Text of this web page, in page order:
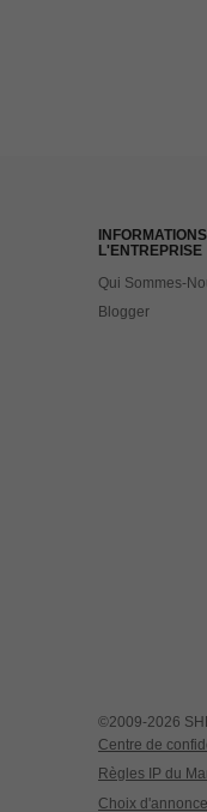
L'ENTREPRISE
Qui Sommes-
Blogger
©2009-2026
Centre de
Règles IP du
Choix d'annonce